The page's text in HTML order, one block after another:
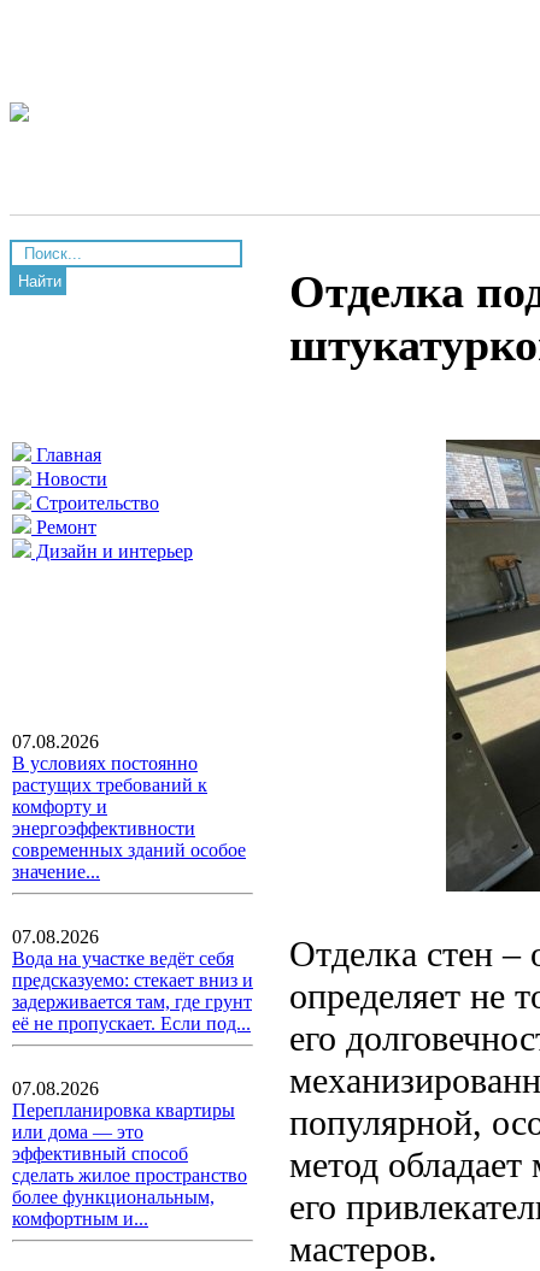
Найти
Главная
Новости
Строительство
Ремонт
Дизайн и интерьер
07.08.2026
В условиях постоянно
растущих требований к
комфорту и
энергоэффективности
современных зданий особое
значение...
07.08.2026
Вода на участке ведёт себя
предсказуемо: стекает вниз и
задерживается там, где грунт
её не пропускает. Если под...
07.08.2026
Перепланировка квартиры
или дома — это
эффективный способ
сделать жилое пространство
более функциональным,
комфортным и...
Отделка
Отделка стен –
определяет не
его
популярной,
метод
его
мастеров.